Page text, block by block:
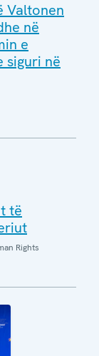
Valtonen
në
e
siguri në
të
Rights